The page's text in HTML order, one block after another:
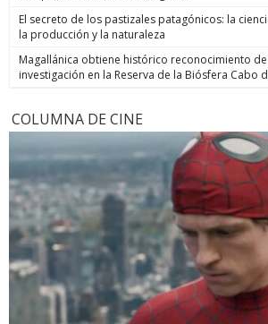
El secreto de los pastizales patagónicos: la
la producción y la naturaleza
Magallánica obtiene histórico reconocimiento
investigación en la Reserva de la Biósfera Cabo
COLUMNA DE CINE